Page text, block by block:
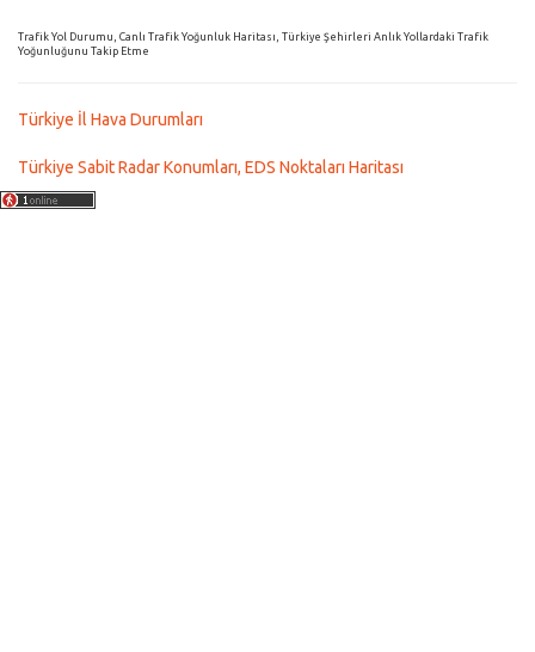
Trafik Yol Durumu, Canlı Trafik Yoğunluk Haritası, Türkiye Şehirleri Anlık Yollardaki Trafik
Yoğunluğunu Takip Etme
Türkiye İl Hava Durumları
Türkiye Sabit Radar Konumları, EDS Noktaları Haritası